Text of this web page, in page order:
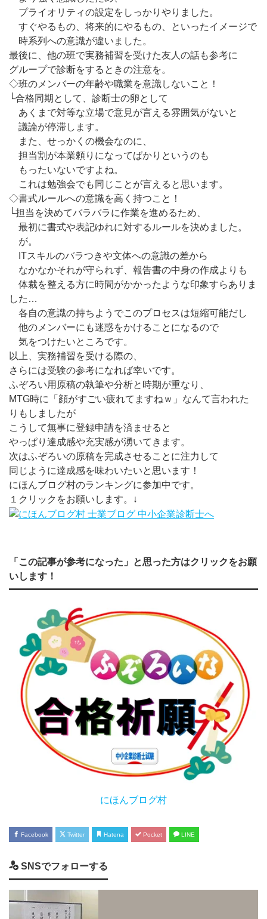
プライオリティの設定をしっかりやりました。
すぐやるもの、将来的にやるもの、といったイメージで
時系列への意識が違いました。
最後に、他の班で実務補習を受けた友人の話も参考に
グループで診断をするときの注意を。
◇班のメンバーの年齢や職業を意識しないこと！
└合格同期として、診断士の卵として
あくまで対等な立場で意見が言える雰囲気がないと
議論が停滞します。
また、せっかくの機会なのに、
担当割が本業頼りになってばかりというのも
もったいないですよね。
これは勉強会でも同じことが言えると思います。
◇書式ルールへの意識を高く持つこと！
└担当を決めてバラバラに作業を進めるため、
最初に書式や表記ゆれに対するルールを決めました。
が。
ITスキルのバラつきや文体への意識の差から
なかなかそれが守られず、報告書の中身の作成よりも
体裁を整える方に時間がかかったような印象すらありま
した…
各自の意識の持ちようでこのプロセスは短縮可能だし
他のメンバーにも迷惑をかけることになるので
気をつけたいところです。
以上、実務補習を受ける際の、
さらには受験の参考になれば幸いです。
ふぞろい用原稿の執筆や分析と時期が重なり、
MTG時に「顔がすごい疲れてますねｗ」なんて言われた
りもしましたが
こうして無事に登録申請を済ませると
やっぱり達成感や充実感が湧いてきます。
次はふぞろいの原稿を完成させることに注力して
同じように達成感を味わいたいと思います！
にほんブログ村のランキングに参加中です。
１クリックをお願いします。↓
「この記事が参考になった」と思った方はクリックをお願
いします！
にほんブログ村
Facebook Twitter Hatena Pocket LINE
SNSでフォローする